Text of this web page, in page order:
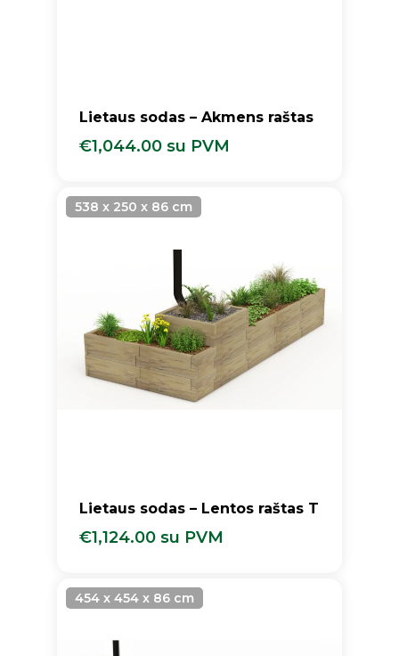
Lietaus sodas – Akmens raštas
€1,044.00 su PVM
Lietaus sodas – Lentos raštas T
€1,124.00 su PVM
538 x 250 x 86 cm
454 x 454 x 86 cm